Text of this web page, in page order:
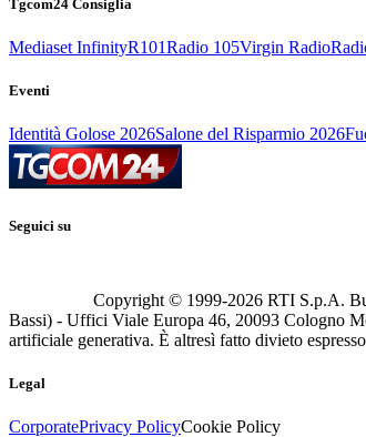
Tgcom24 Consiglia
Mediaset InfinityR101Radio 105Virgin Radio
Eventi
Identità Golose 2026Salone del Risparmio 2026
Seguici su
Copyright © 1999-2026 RTI S.p.A.
Bassi) - Uffici Viale Europa 46, 20093 Cologno
artificiale generativa. È altresì fatto divieto
Legal
CorporatePrivacy PolicyCookie Policy